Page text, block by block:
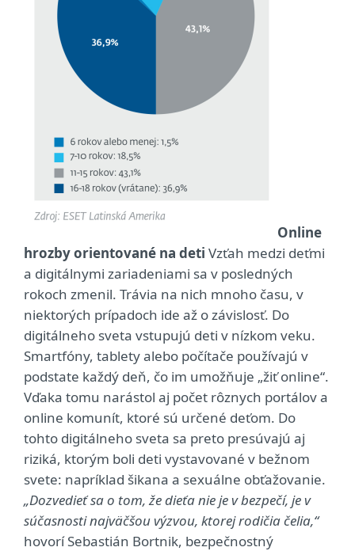
Online
hrozby orientované na deti Vzťah medzi deťmi
a digitálnymi zariadeniami sa v posledných
rokoch zmenil. Trávia na nich mnoho času, v
niektorých prípadoch ide až o závislosť. Do
digitálneho sveta vstupujú deti v nízkom veku.
Smartfóny, tablety alebo počítače používajú v
podstate každý deň, čo im umožňuje „žiť online“.
Vďaka tomu narástol aj počet rôznych portálov a
online komunít, ktoré sú určené deťom. Do
tohto digitálneho sveta sa preto presúvajú aj
riziká, ktorým boli deti vystavované v bežnom
svete: napríklad šikana a sexuálne obťažovanie.
„Dozvedieť sa o tom, že dieťa nie je v bezpečí, je v
súčasnosti najväčšou výzvou, ktorej rodičia čelia,“
hovorí Sebastián Bortnik, bezpečnostný